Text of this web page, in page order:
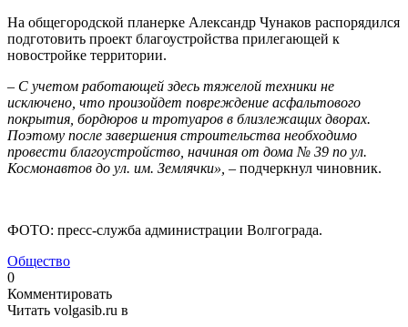
На общегородской планерке Александр Чунаков распорядился
подготовить проект благоустройства прилегающей к
новостройке территории.
– С учетом работающей здесь тяжелой техники не
исключено, что произойдет повреждение асфальтового
покрытия, бордюров и тротуаров в близлежащих дворах.
Поэтому после завершения строительства необходимо
провести благоустройство, начиная от дома № 39 по ул.
Космонавтов до ул. им. Землячки», – подчеркнул чиновник.
ФОТО: пресс-служба администрации Волгограда.
Общество
0
Комментировать
Читать volgasib.ru в